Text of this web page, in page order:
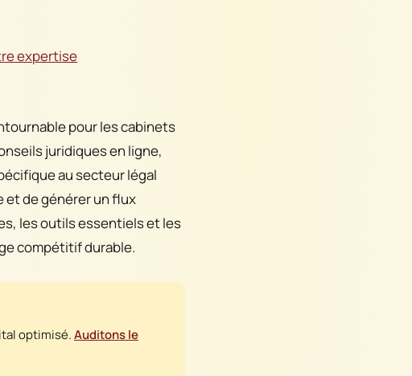
expertise
pour les cabinets
juridiques en ligne,
au secteur légal
et de générer un flux
les outils essentiels et les
compétitif durable.
optimisé.Auditons le